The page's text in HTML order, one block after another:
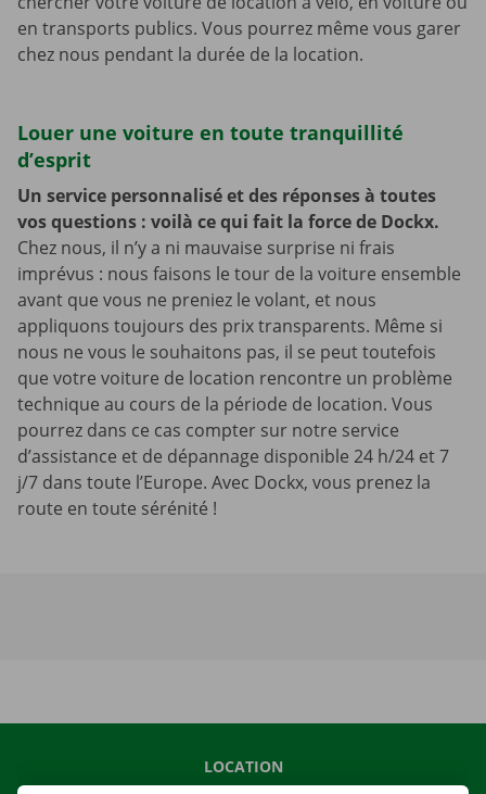
en transports publics. Vous pourrez même vous garer
chez nous pendant la durée de la location.
Louer une voiture en toute tranquillité
d’esprit
Un service personnalisé et des réponses à toutes
vos questions : voilà ce qui fait la force de Dockx.
Chez nous, il n’y a ni mauvaise surprise ni frais
imprévus : nous faisons le tour de la voiture ensemble
avant que vous ne preniez le volant, et nous
appliquons toujours des prix transparents. Même si
nous ne vous le souhaitons pas, il se peut toutefois
que votre voiture de location rencontre un problème
technique au cours de la période de location. Vous
pourrez dans ce cas compter sur notre service
d’assistance et de dépannage disponible 24 h/24 et 7
j/7 dans toute l’Europe. Avec Dockx, vous prenez la
route en toute sérénité !
LOCATION